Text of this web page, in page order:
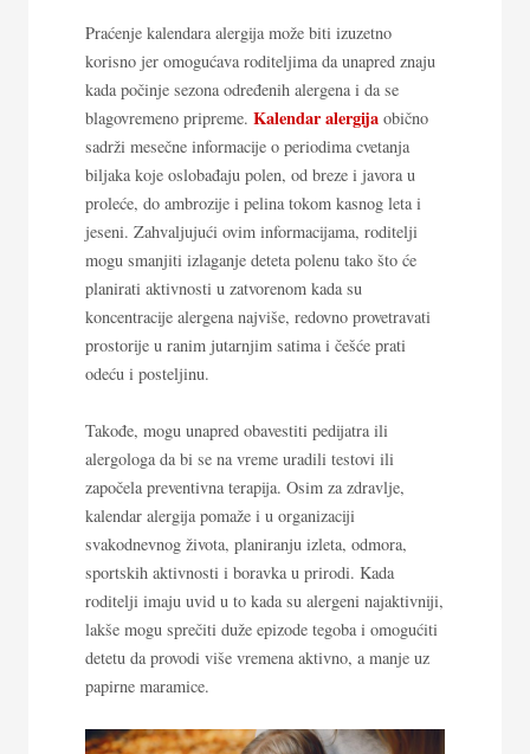
Praćenje kalendara alergija može biti izuzetno
korisno jer omogućava roditeljima da unapred znaju
kada počinje sezona određenih alergena i da se
blagovremeno pripreme. Kalendar alergija obično
sadrži mesečne informacije o periodima cvetanja
biljaka koje oslobađaju polen, od breze i javora u
proleće, do ambrozije i pelina tokom kasnog leta i
jeseni. Zahvaljujući ovim informacijama, roditelji
mogu smanjiti izlaganje deteta polenu tako što će
planirati aktivnosti u zatvorenom kada su
koncentracije alergena najviše, redovno provetravati
prostorije u ranim jutarnjim satima i češće prati
odeću i posteljinu.
Takođe, mogu unapred obavestiti pedijatra ili
alergologa da bi se na vreme uradili testovi ili
započela preventivna terapija. Osim za zdravlje,
kalendar alergija pomaže i u organizaciji
svakodnevnog života, planiranju izleta, odmora,
sportskih aktivnosti i boravka u prirodi. Kada
roditelji imaju uvid u to kada su alergeni najaktivniji,
lakše mogu sprečiti duže epizode tegoba i omogućiti
detetu da provodi više vremena aktivno, a manje uz
papirne maramice.